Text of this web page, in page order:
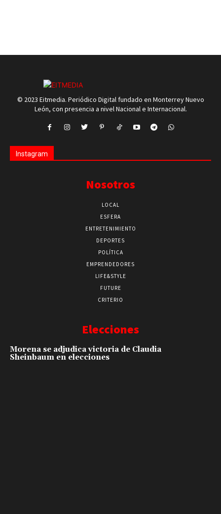
© 2023 Eitmedia. Periódico Digital fundado en Monterrey Nuevo
Instagram
Nosotros
LOCAL
ESFERA
ENTRETENIMIENTO
DEPORTES
POLÍTICA
EMPRENDEDORES
LIFE&STYLE
FUTURE
Elecciones
Morena se adjudica victoria de Claudia